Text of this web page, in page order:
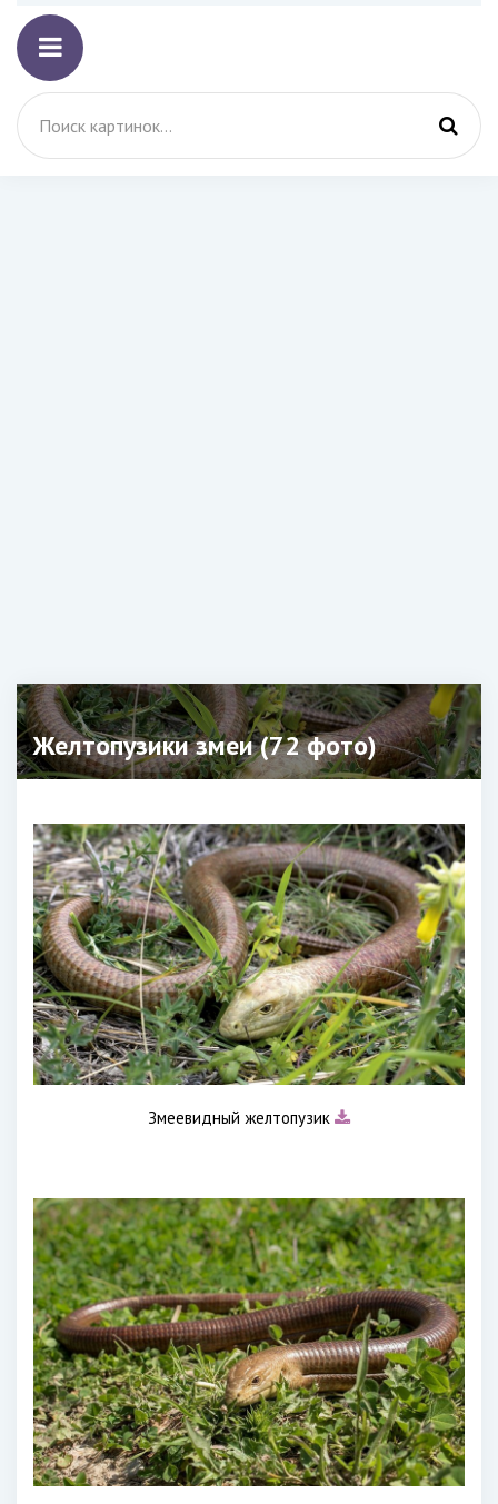
Желтопузики змеи (72 фото)
Змеевидный желтопузик